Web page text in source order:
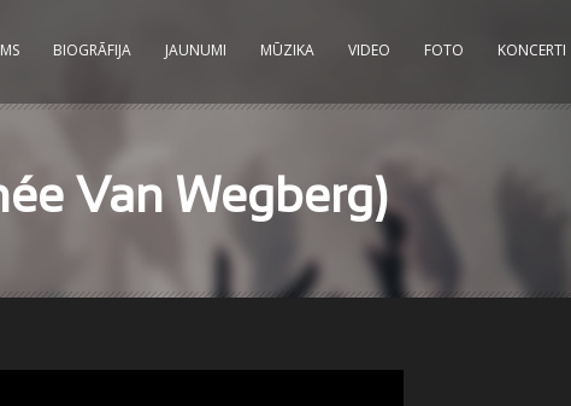
BIOGRĀFIJA JAUNUMI MŪZIKA VIDEO FOTO KONCERTI
Van Wegberg)